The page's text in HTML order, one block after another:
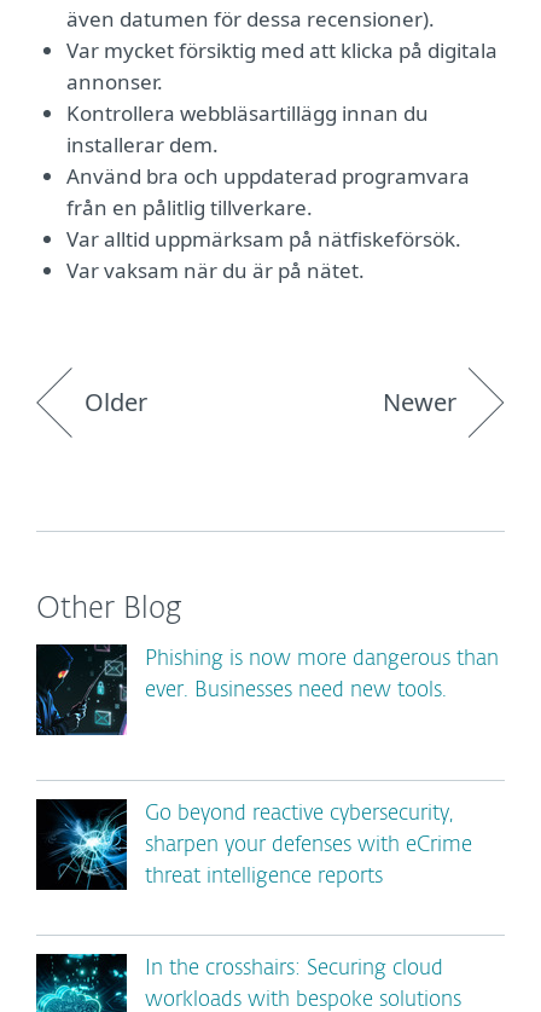
även datumen för dessa recensioner).
Var mycket försiktig med att klicka på digitala
annonser.
Kontrollera webbläsartillägg innan du
installerar dem.
Använd bra och uppdaterad programvara
från en pålitlig tillverkare.
Var alltid uppmärksam på nätfiskeförsök.
Var vaksam när du är på nätet.
Older Newer
Other Blog
Phishing is now more dangerous than
ever. Businesses need new tools.
Go beyond reactive cybersecurity,
sharpen your defenses with eCrime
threat intelligence reports
In the crosshairs: Securing cloud
workloads with bespoke solutions